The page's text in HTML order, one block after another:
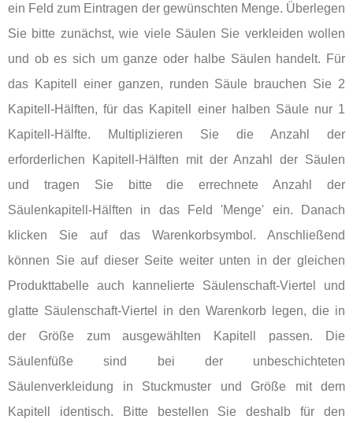
ein Feld zum Eintragen der gewünschten Menge. Überlegen
Sie bitte zunächst, wie viele Säulen Sie verkleiden wollen
und ob es sich um ganze oder halbe Säulen handelt. Für
das Kapitell einer ganzen, runden Säule brauchen Sie 2
Kapitell-Hälften, für das Kapitell einer halben Säule nur 1
Kapitell-Hälfte. Multiplizieren Sie die Anzahl der
erforderlichen Kapitell-Hälften mit der Anzahl der Säulen
und tragen Sie bitte die errechnete Anzahl der
Säulenkapitell-Hälften in das Feld 'Menge' ein. Danach
klicken Sie auf das Warenkorbsymbol. Anschließend
können Sie auf dieser Seite weiter unten in der gleichen
Produkttabelle auch kannelierte Säulenschaft-Viertel und
glatte Säulenschaft-Viertel in den Warenkorb legen, die in
der Größe zum ausgewählten Kapitell passen. Die
Säulenfüße sind bei der unbeschichteten
Säulenverkleidung in Stuckmuster und Größe mit dem
Kapitell identisch. Bitte bestellen Sie deshalb für den